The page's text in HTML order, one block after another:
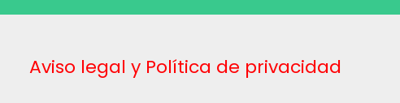
Aviso legal y Política de privacidad